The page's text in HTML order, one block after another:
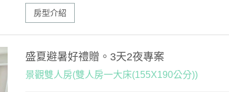
※好禮贈二：當季水果
房型介紹
盛夏避暑好禮贈。3天2夜專案
景觀雙人房(雙人房一大床(155X190公分))